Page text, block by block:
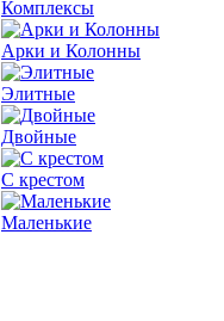
Комплексы
Арки и Колонны
Элитные
Двойные
С крестом
Маленькие